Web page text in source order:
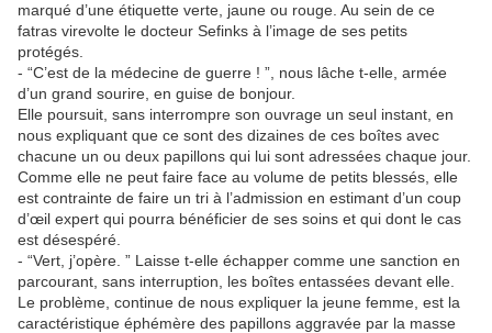
marqué d’une étiquette verte, jaune ou rouge. Au sein de ce
fatras virevolte le docteur Sefinks à l’image de ses petits
protégés.
- “C’est de la médecine de guerre ! ”, nous lâche t-elle, armée
d’un grand sourire, en guise de bonjour.
Elle poursuit, sans interrompre son ouvrage un seul instant, en
nous expliquant que ce sont des dizaines de ces boîtes avec
chacune un ou deux papillons qui lui sont adressées chaque jour.
Comme elle ne peut faire face au volume de petits blessés, elle
est contrainte de faire un tri à l’admission en estimant d’un coup
d’œil expert qui pourra bénéficier de ses soins et qui dont le cas
est désespéré.
- “Vert, j’opère. ” Laisse t-elle échapper comme une sanction en
parcourant, sans interruption, les boîtes entassées devant elle.
Le problème, continue de nous expliquer la jeune femme, est la
caractéristique éphémère des papillons aggravée par la masse